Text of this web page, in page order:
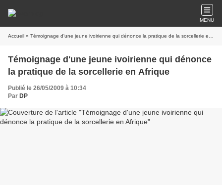
MENU
Accueil » Témoignage d'une jeune ivoirienne qui dénonce la pratique de la sorcellerie en Afrique
Témoignage d'une jeune ivoirienne qui dénonce
la pratique de la sorcellerie en Afrique
Publié le 26/05/2009 à 10:34
Par DP